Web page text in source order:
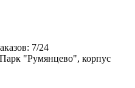
7/24
"Румянцево", корпус